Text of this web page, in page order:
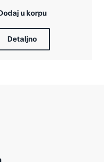
u korpu
Detaljno